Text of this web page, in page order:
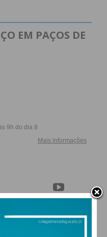
EM PAÇOS DE
Subscribers